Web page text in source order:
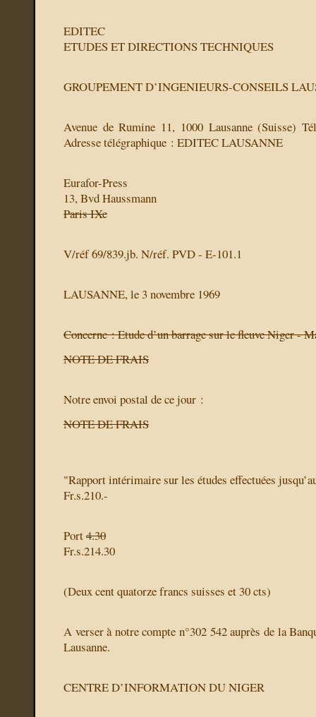
EDITEC
ETUDES ET DIRECTIONS TECHNIQUES
GROUPEMENT D’INGENIEURS-CONSEILS
Avenue de Rumine 11, 1000 Lausanne (Suisse)
Adresse télégraphique : EDITEC LAUSANNE
Eurafor-Press
13, Bvd Haussmann
Paris IXe
V/réf 69/839.jb. N/réf. PVD - E-101.1
LAUSANNE,le 3 novembre 1969
Concerne : Etude d’un barrage sur le fleuve Niger -
NOTE DE FRAIS
Notre envoi postal de ce jour :
NOTE DE FRAIS
"Rapport intérimaire sur les études effectuées
Fr.s.210.-
Port4.30
Fr.s.214.30
(Deux cent quatorze francs suisses et 30 cts)
A verser à notre compte n°302 542 auprès de la
Lausanne.
CENTRE D’INFORMATION DU NIGER